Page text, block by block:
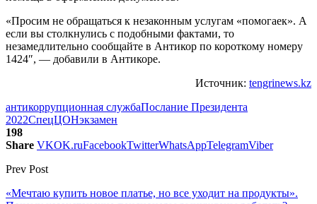
«Просим не обращаться к незаконным услугам «помогаек». А
если вы столкнулись с подобными фактами, то
незамедлительно сообщайте в Антикор по короткому номеру
1424″, — добавили в Антикоре.
Источник: tengrinews.kz
антикоррупционная службаПослание Президента
2022СпецЦОНэкзамен
198
Share VKOK.ruFacebookTwitterWhatsAppTelegramViber
Prev Post
«Мечтаю купить новое платье, но все уходит на продукты».